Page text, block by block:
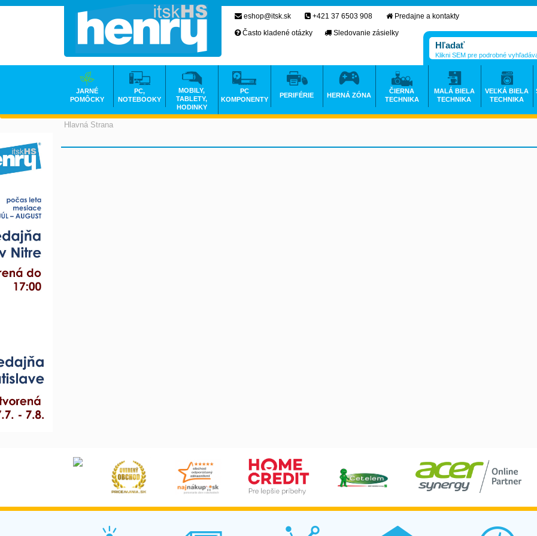
Hlavná Strana
eshop@itsk.sk +421 37 6503 908
Predajne a kontakty
Často kladené otázky
Sledovanie zásielky
Klikni SEM pre podrobné
JARNÉ
POMÔCKY
PC,
NOTEBOOKY
MOBILY,
TABLETY,
HODINKY
PC
KOMPONENTY
PERIFÉRIE HERNÁ ZÓNA
ČIERNA
TECHNIKA
MALÁ BIELA
TECHNIKA
VEĽKÁ BIELA
TECHNIKA